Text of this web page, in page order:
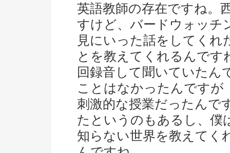
英語教師の存在ですね。
すけど、バードウォッチ
見にいった話をしてくれ
とを教えてくれるんです
回録音して聞いていたん
ことはなかったんですが
刺激的な授業だったんで
たというのもあるし、僕
知らない世界を教えてく